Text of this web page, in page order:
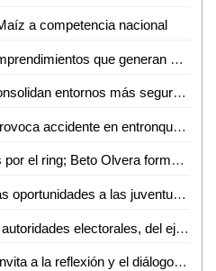
a competencia nacional
Gobierno estatal impulsa emprendimientos que generan más empleo
Operativos permanentes consolidan entornos más seguros en todo el estado
Camioneta invade paso y provoca accidente en entronque carretero
Jóvenes cambian las calles por el ring; Beto Olvera forma nueva generación de atletas en Valles
Gobierno estatal acerca más oportunidades a las juventudes de la región media
Habrá mesa de trabajo con autoridades electorales, del ejecutivo e instancias diversas sobre la reforma electoral en curso: Dip. Héctor Serrano Cortés
Radio y Televisión UASLP invita a la reflexión y el diálogo sobre la diversidad con la 6ª Jornada Radiofónica "Mes del Orgullo"